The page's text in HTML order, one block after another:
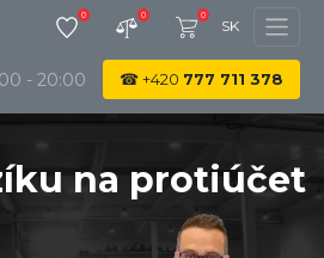
0 0 0
SK
- 20:00 ☎+420 777 711 378
na protiúčet